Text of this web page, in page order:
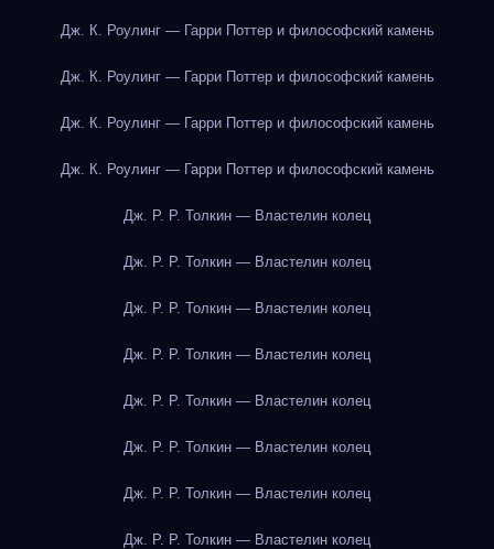
Дж. К. Роулинг — Гарри Поттер и философский камень
Дж. К. Роулинг — Гарри Поттер и философский камень
Дж. К. Роулинг — Гарри Поттер и философский камень
Дж. К. Роулинг — Гарри Поттер и философский камень
Дж. Р. Р. Толкин — Властелин колец
Дж. Р. Р. Толкин — Властелин колец
Дж. Р. Р. Толкин — Властелин колец
Дж. Р. Р. Толкин — Властелин колец
Дж. Р. Р. Толкин — Властелин колец
Дж. Р. Р. Толкин — Властелин колец
Дж. Р. Р. Толкин — Властелин колец
Дж. Р. Р. Толкин — Властелин колец